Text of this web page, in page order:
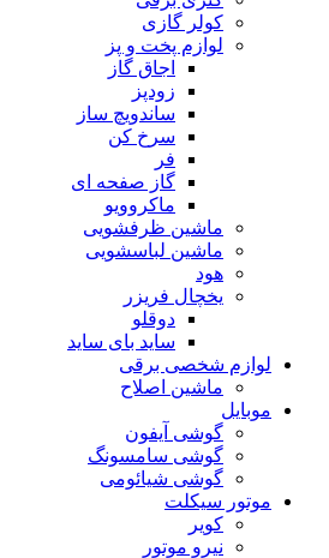
کولر گازی
لوازم پخت و پز
اجاق گاز
زودپز
ساندویچ ساز
سرخ کن
فر
گاز صفحه ای
ماکروویو
ماشین ظرفشویی
ماشین لباسشویی
هود
یخچال فریزر
دوقلو
ساید بای ساید
لوازم شخصی برقی
ماشین اصلاح
موبایل
گوشی آیفون
گوشی سامسونگ
گوشی شیائومی
موتور سیکلت
کویر
نیرو موتور